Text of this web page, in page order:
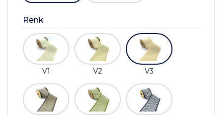
Renk
V1 V2 V3